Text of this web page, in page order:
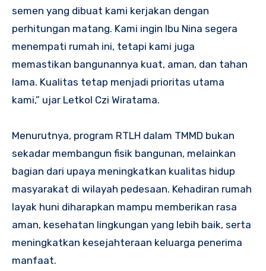
semen yang dibuat kami kerjakan dengan
perhitungan matang. Kami ingin Ibu Nina segera
menempati rumah ini, tetapi kami juga
memastikan bangunannya kuat, aman, dan tahan
lama. Kualitas tetap menjadi prioritas utama
kami,” ujar Letkol Czi Wiratama.
Menurutnya, program RTLH dalam TMMD bukan
sekadar membangun fisik bangunan, melainkan
bagian dari upaya meningkatkan kualitas hidup
masyarakat di wilayah pedesaan. Kehadiran rumah
layak huni diharapkan mampu memberikan rasa
aman, kesehatan lingkungan yang lebih baik, serta
meningkatkan kesejahteraan keluarga penerima
manfaat.